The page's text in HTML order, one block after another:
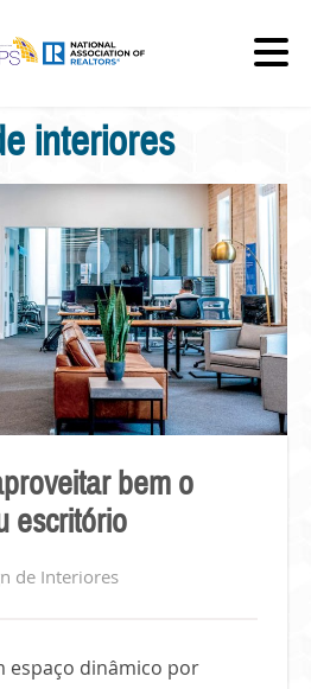
interiores
bem o
escritório
de Interiores
espaço dinâmico por